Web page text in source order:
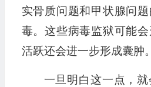
实骨质问题和甲状腺问
毒。这些病毒监狱可能
活跃还会进一步形成囊肿。
一旦明白这一点，